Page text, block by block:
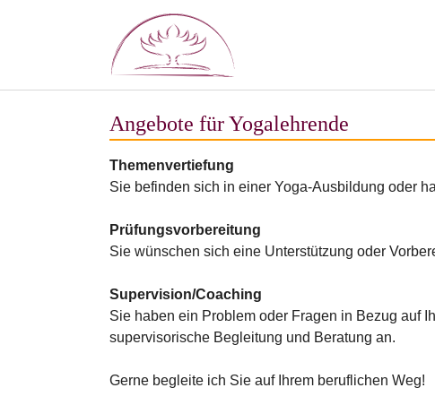
Angebote für Yogalehrende
Themenvertiefung
Sie befinden sich in einer Yoga-Ausbildung oder
Prüfungsvorbereitung
Sie wünschen sich eine Unterstützung oder
Supervision/Coaching
Sie haben ein Problem oder Fragen in Bezug auf
supervisorische Begleitung und Beratung an.
Gerne begleite ich Sie auf Ihrem beruflichen Weg!